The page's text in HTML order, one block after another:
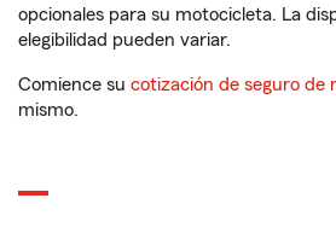
opcionales para su motocicleta. La
elegibilidad pueden variar.
Comience su cotización de seguro de
mismo.